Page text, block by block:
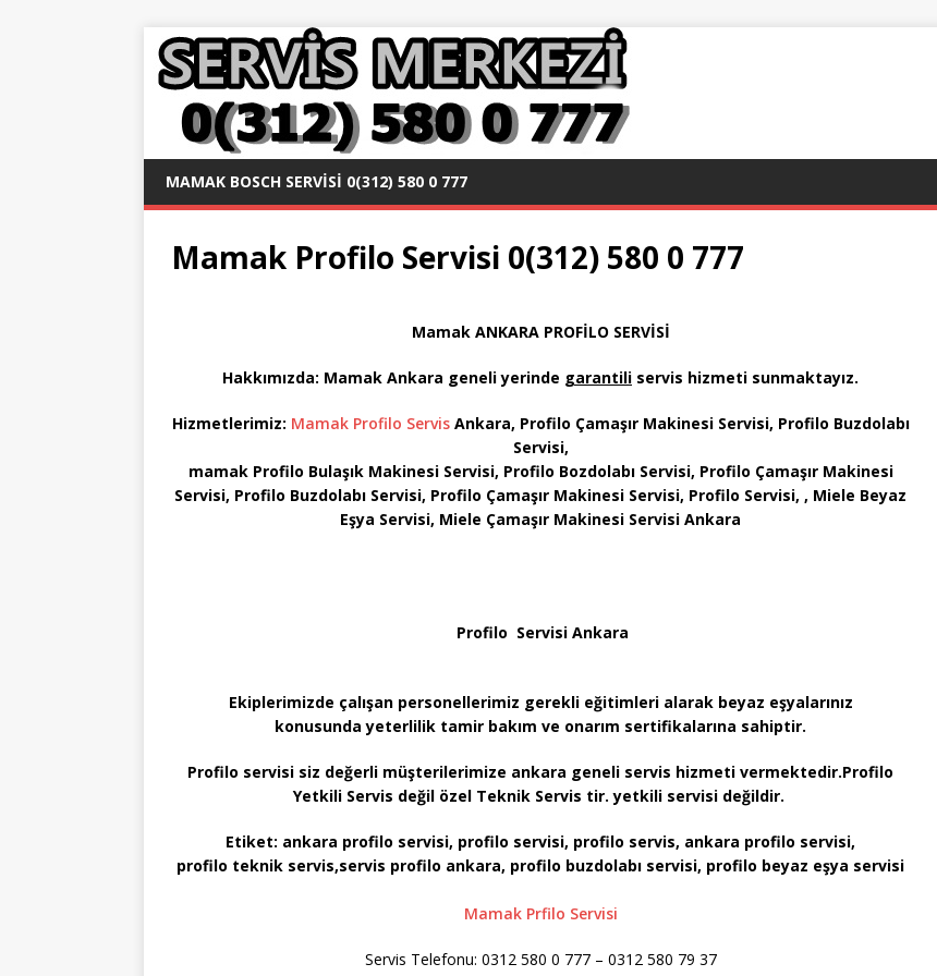
MAMAK BOSCH SERVISI 0(312) 580 0 777
Mamak Profilo Servisi 0(312) 580 0 777
Mamak ANKARA PROFİLO SERVİSİ
Hakkımızda: MamakAnkara geneli yerinde garantili servis hizmeti sunmaktayız.
Hizmetlerimiz: Mamak Profilo ServisAnkara, Profilo Çamaşır Makinesi Servisi, Profilo Buzdolabı
Servisi,
mamak Profilo Bulaşık Makinesi Servisi, Profilo Bozdolabı Servisi, Profilo Çamaşır Makinesi
Servisi, Profilo Buzdolabı Servisi, Profilo Çamaşır Makinesi Servisi, Profilo Servisi, , Miele Beyaz
Eşya Servisi, Miele Çamaşır Makinesi Servisi Ankara
Profilo Servisi Ankara
Ekiplerimizde çalışan personellerimiz gerekli eğitimleri alarak beyaz eşyalarınız
konusunda yeterlilik tamir bakım ve onarım sertifikalarına sahiptir.
Profilo servisi siz değerli müşterilerimize ankara geneli servis hizmeti vermektedir.Profilo
Yetkili Servis değil özel Teknik Servis tir. yetkili servisi değildir.
Etiket: ankara profilo servisi, profilo servisi, profilo servis, ankara profilo servisi,
profilo teknik servis,servis profilo ankara, profilo buzdolabı servisi, profilo beyaz eşya servisi
Mamak Prfilo Servisi
Servis Telefonu: 0312 580 0 777 – 0312 580 79 37